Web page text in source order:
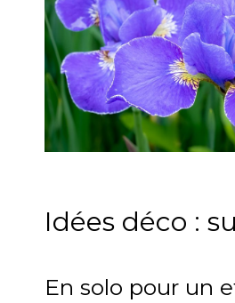
Idées déco :
En solo pour un